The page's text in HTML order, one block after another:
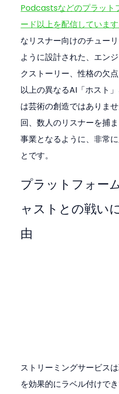
Podcastsなどのプラット
ード以上を配信していま
なリスナー向けのチュー
ように設計された、エン
クストーリー、性格の欠
以上の異なるAI「ホスト
は芸術の創造ではありま
回、数人のリスナーを捕
事業となるように、非常
とです。
プラットフォー
ャストとの戦い
由
ストリーミングサービス
を効果的にラベル付けで